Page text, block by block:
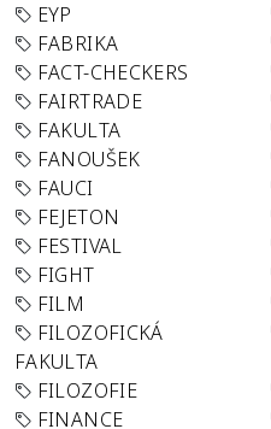
EYP
FABRIKA
FACT-CHECKERS
FAIRTRADE
FAKULTA
FANOUŠEK
FAUCI
FEJETON
FESTIVAL
FIGHT
FILM
FILOZOFICKÁ
FAKULTA
FILOZOFIE
FINANCE